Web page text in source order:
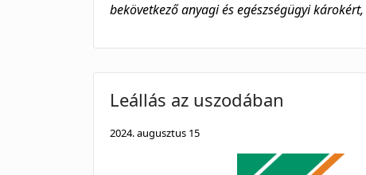
bekövetkező anyagi és egészségügyi
Leállás az uszodában
2024. augusztus 15